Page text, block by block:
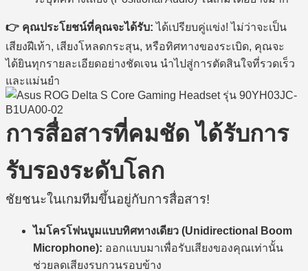
คุณประโยชน์ที่คุณจะได้รับ:ได้เปรียบคู่แข่ง! ไม่ว่าจะเป็น
เสียงฝีเท้า, เสียงโหลดกระสุน, หรือทิศทางของระเบิด, คุณจะ
ได้ยินทุกรายละเอียดอย่างชัดเจน นำไปสู่การตัดสินใจที่รวดเร็ว
และแม่นยำ
การสื่อสารที่คมชัด ได้รับการ
รับรองระดับโลก
ชัยชนะในเกมทีมขึ้นอยู่กับการสื่อสาร!
ไมโครโฟนบูมแบบทิศทางเดียว (Unidirectional Boom
Microphone): ออกแบบมาเพื่อรับเสียงของคุณเท่านั้น
ช่วยลดเสียงรบกวนรอบข้าง